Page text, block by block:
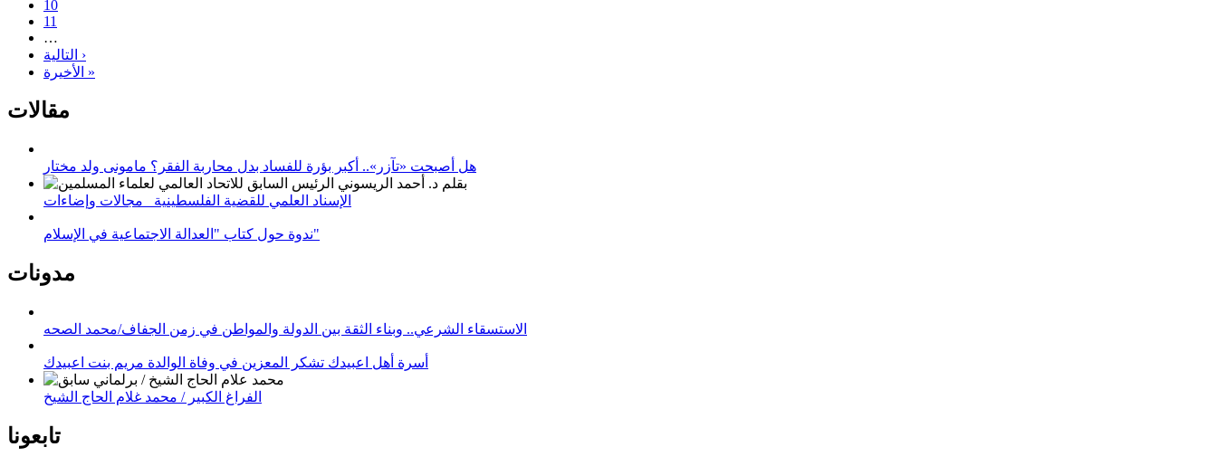
10
11
…
التالية ›
الأخيرة »
مقالات
هل أصبحت «تآزر».. أكبر بؤرة للفساد بدل محاربة الفقر؟ مامونى ولد مختار
الإسناد العلمي للقضية الفلسطينية_ مجالات وإضاءات
ندوة حول كتاب "العدالة الاجتماعية في الإسلام"
مدونات
الاستسقاء الشرعي.. وبناء الثقة بين الدولة والمواطن في زمن الجفاف/محمد الصحه
أسرة أهل اعبيدك تشكر المعزين في وفاة الوالدة مريم بنت اعبيدك
الفراغ الكبير / محمد غلام الحاج الشيخ
تابعونا